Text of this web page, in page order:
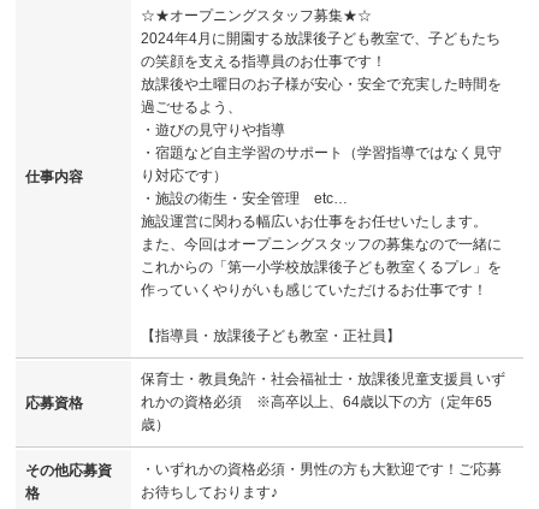
仕事内容
☆★オープニングスタッフ募集★☆
2024年4月に開園する放課後子ども教室で、子どもたち
の笑顔を支える指導員のお仕事です！
放課後や土曜日のお子様が安心・安全で充実した時間を
過ごせるよう、
・遊びの見守りや指導
・宿題など自主学習のサポート（学習指導ではなく見守
り対応です）
・施設の衛生・安全管理 etc…
施設運営に関わる幅広いお仕事をお任せいたします。
また、今回はオープニングスタッフの募集なので一緒に
これからの「第一小学校放課後子ども教室くるプレ」を
作っていくやりがいも感じていただけるお仕事です！
【指導員・放課後子ども教室・正社員】
応募資格
保育士・教員免許・社会福祉士・放課後児童支援員 いず
れかの資格必須 ※高卒以上、64歳以下の方（定年65
歳）
その他応募資
格
・いずれかの資格必須・男性の方も大歓迎です！ご応募
お待ちしております♪